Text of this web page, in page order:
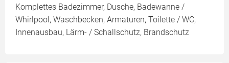
Komplettes Badezimmer, Dusche, Badewanne /
Whirlpool, Waschbecken, Armaturen, Toilette / WC,
Innenausbau, Lärm- / Schallschutz, Brandschutz